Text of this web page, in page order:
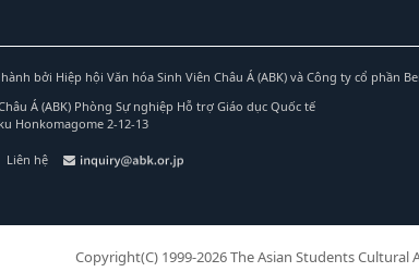
bởi Hiệp hội Văn hóa Sinh Viên Châu Á (ABK) và Công ty cổ phần
Á (ABK) Phòng Sự nghiệp Hỗ trợ Giáo dục Quốc tế
Honkomagome 2-12-13
Liên hệ
Copyright(C) 1999-2026 The Asian Students